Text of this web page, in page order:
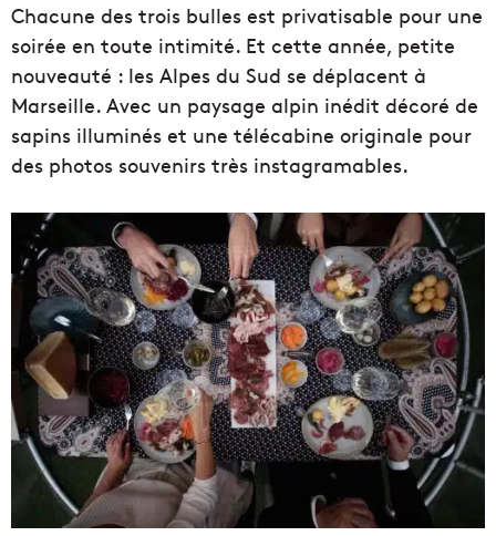
Chacune des trois bulles est privatisable pour une
soirée en toute intimité. Et cette année, petite
nouveauté : les Alpes du Sud se déplacent à
Marseille. Avec un paysage alpin inédit décoré de
sapins illuminés et une télécabine originale pour
des photos souvenirs très instagramables.